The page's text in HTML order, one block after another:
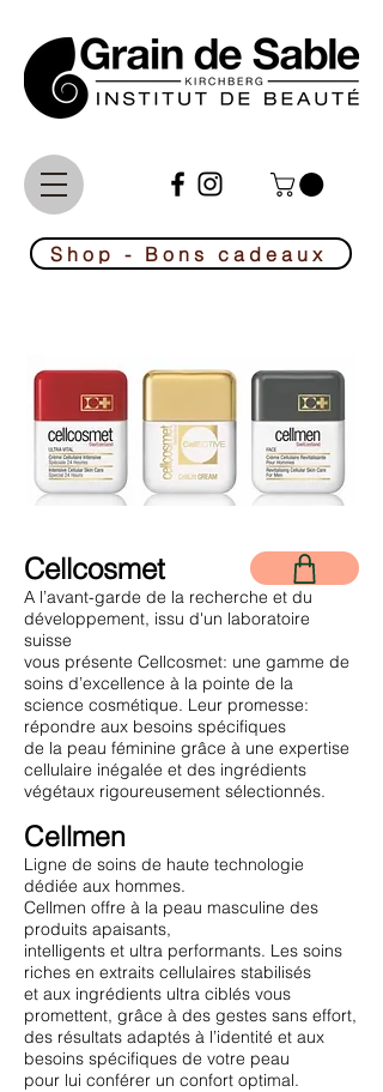
Shop - Bons cadeaux
Cellcosmet
A l’avant-garde de la recherche et du
développement, issu d'un laboratoire
suisse
vous présente Cellcosmet: une gamme de
soins d’excellence à la pointe de la
science cosmétique. Leur promesse:
répondre aux besoins spécifiques
de la peau féminine grâce à une expertise
cellulaire inégalée et des ingrédients
végétaux rigoureusement sélectionnés.
Cellmen
Ligne de soins de haute technologie
dédiée aux hommes.
Cellmen offre à la peau masculine des
produits apaisants,
intelligents et ultra performants. Les soins
riches en extraits cellulaires stabilisés
et aux ingrédients ultra ciblés vous
promettent, grâce à des gestes sans effort,
des résultats adaptés à l’identité et aux
besoins spécifiques de votre peau
pour lui conférer un confort optimal.